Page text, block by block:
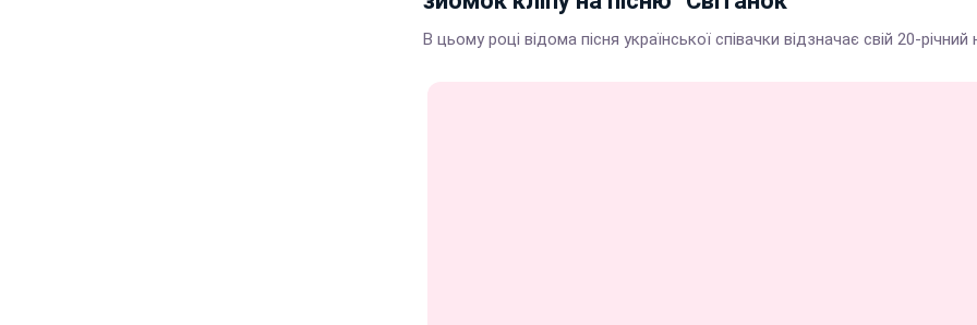
В цьому році відома пісня української співачки відзначає свій 20-річний